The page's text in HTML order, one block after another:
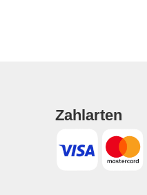
Zahlarten